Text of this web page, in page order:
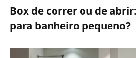
Box de correr ou de
para banheiro pequeno?